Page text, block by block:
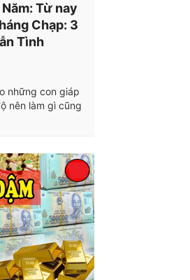
Từ nay
Chạp: 3
Tình
những con giáp
nên làm gì cũng